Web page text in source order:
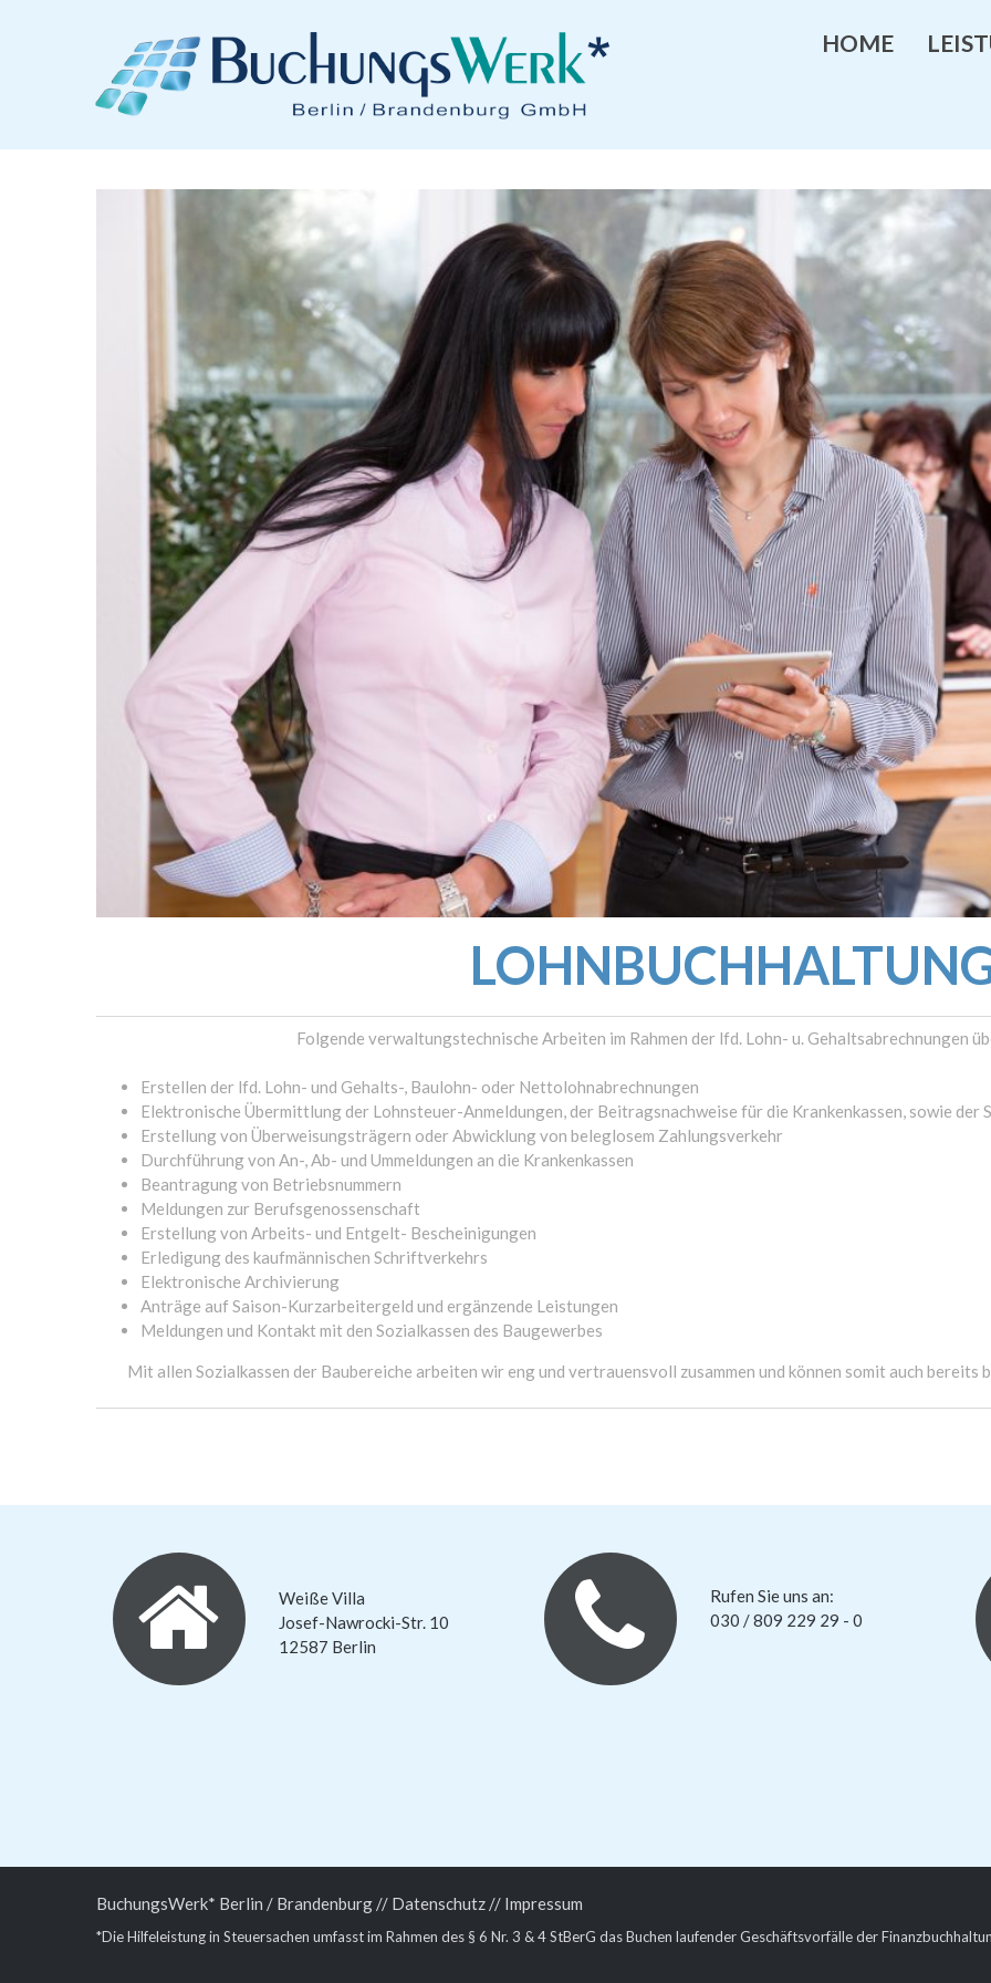
HOME
Folgende verwaltungstechnische Arbeiten im Rahmen der lfd. Lohn- u. Gehaltsabrechnungen
Erstellen der lfd. Lohn- und Gehalts-, Baulohn- oder Nettolohnabrechnungen
Elektronische Übermittlung der Lohnsteuer-Anmeldungen, der Beitragsnachweise für die Krankenkassen, sowie der
Erstellung von Überweisungsträgern oder Abwicklung von beleglosem Zahlungsverkehr
Durchführung von An-, Ab- und Ummeldungen an die Krankenkassen
Beantragung von Betriebsnummern
Meldungen zur Berufsgenossenschaft
Erstellung von Arbeits- und Entgelt- Bescheinigungen
Erledigung des kaufmännischen Schriftverkehrs
Elektronische Archivierung
Anträge auf Saison-Kurzarbeitergeld und ergänzende Leistungen
Meldungen und Kontakt mit den Sozialkassen des Baugewerbes
Mit allen Sozialkassen der Baubereiche arbeiten wir eng und vertrauensvoll zusammen und können somit auch
Weiße Villa
Josef-Nawrocki-Str. 10
12587 Berlin
Rufen Sie uns an:
030 / 809 229 29 - 0
BuchungsWerk* Berlin / Brandenburg // Datenschutz // Impressum
*Die Hilfeleistung in Steuersachen umfasst im Rahmen des § 6 Nr. 3 & 4 StBerG das Buchen laufender Geschäftsvorfälle der